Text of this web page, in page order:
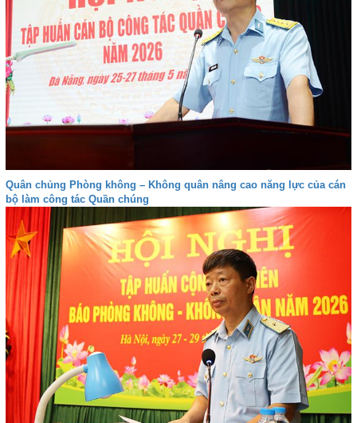
Quân chủng Phòng không – Không quân nâng cao năng lực của cán
bộ làm công tác Quần chúng